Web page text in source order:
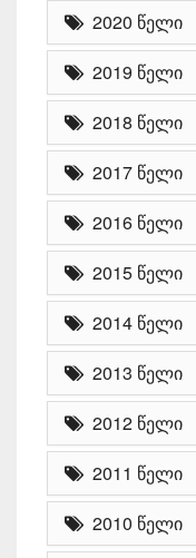
2020 წელი
2019 წელი
2018 წელი
2017 წელი
2016 წელი
2015 წელი
2014 წელი
2013 წელი
2012 წელი
2011 წელი
2010 წელი